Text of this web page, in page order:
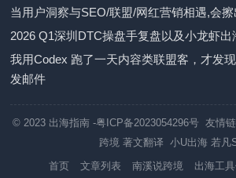
当用户洞察与SEO/联盟/网红营销相遇,会
2026 Q1深圳DTC操盘手复盘以及小龙虾出
我用Codex 跑了一天内容类联盟客，才发
发邮件
© 2023 出海指南 -粤ICP备2023054296号 友情
跨境 著文翻译 小U出海 若凡
首页
文章列表 南溪说跨境 出海工